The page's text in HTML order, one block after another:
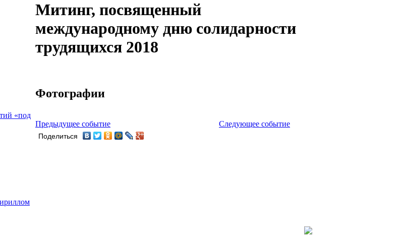
«под
Митинг, посвященный
международному дню солидарности
трудящихся 2018
Фотографии
Предыдущее событие Следующее событие
Поделиться